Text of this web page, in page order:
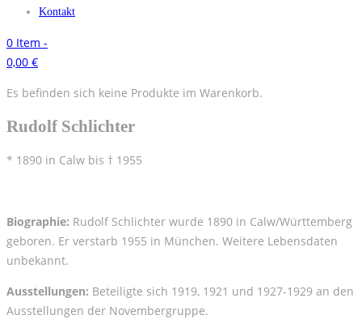
Kontakt
0 Item -
0,00 €
Es befinden sich keine Produkte im Warenkorb.
Rudolf Schlichter
* 1890 in Calw bis † 1955
Biographie: Rudolf Schlichter wurde 1890 in Calw/Württemberg
geboren. Er verstarb 1955 in München. Weitere Lebensdaten
unbekannt.
Ausstellungen: Beteiligte sich 1919, 1921 und 1927-1929 an den
Ausstellungen der Novembergruppe.